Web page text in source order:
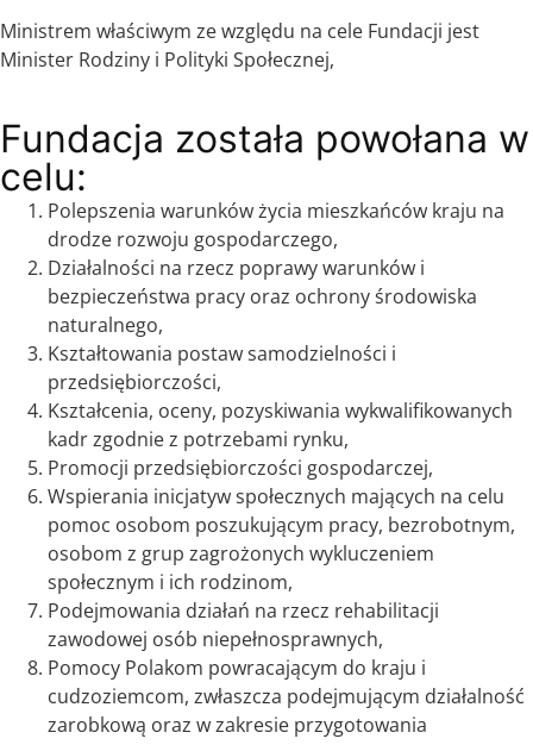
Ministrem właściwym ze względu na cele Fundacji jest
Minister Rodziny i Polityki Społecznej,
Fundacja została powołana w
celu:
Polepszenia warunków życia mieszkańców kraju na
drodze rozwoju gospodarczego,
Działalności na rzecz poprawy warunków i
bezpieczeństwa pracy oraz ochrony środowiska
naturalnego,
Kształtowania postaw samodzielności i
przedsiębiorczości,
Kształcenia, oceny, pozyskiwania wykwalifikowanych
kadr zgodnie z potrzebami rynku,
Promocji przedsiębiorczości gospodarczej,
Wspierania inicjatyw społecznych mających na celu
pomoc osobom poszukującym pracy, bezrobotnym,
osobom z grup zagrożonych wykluczeniem
społecznym i ich rodzinom,
Podejmowania działań na rzecz rehabilitacji
zawodowej osób niepełnosprawnych,
Pomocy Polakom powracającym do kraju i
cudzoziemcom, zwłaszcza podejmującym działalność
zarobkową oraz w zakresie przygotowania